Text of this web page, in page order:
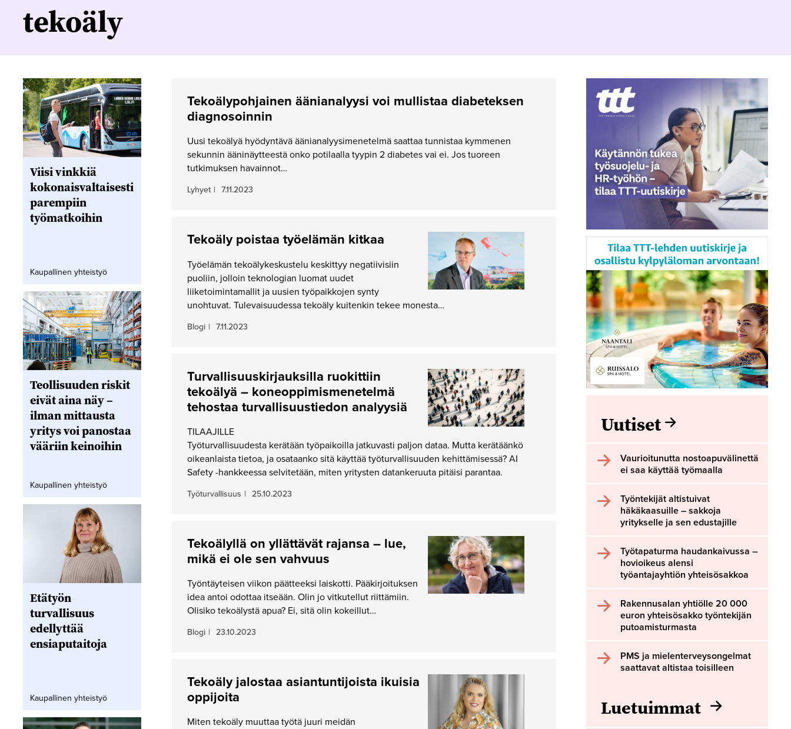
tekoäly
Tekoälypohjainen äänianalyysi voi mullistaa diabeteksen
diagnosoinnin
Uusi tekoälyä hyödyntävä äänianalyysimenetelmä saattaa tunnistaa kymmenen
sekunnin ääninäytteestä onko potilaalla tyypin 2 diabetes vai ei. Jos tuoreen
tutkimuksen havainnot…
Lyhyet | 7.11.2023
Tekoäly poistaa työelämän kitkaa
Työelämän tekoälykeskustelu keskittyy negatiivisiin
puoliin, jolloin teknologian luomat uudet
liiketoimintamallit ja uusien työpaikkojen synty
unohtuvat. Tulevaisuudessa tekoäly kuitenkin tekee monesta…
Blogi | 7.11.2023
Turvallisuus­kirjauksilla ruokittiin
tekoälyä – koneoppimis­menetelmä
tehostaa turvallisuustiedon analyysiä
TILAAJILLE
Työturvallisuudesta kerätään työpaikoilla jatkuvasti paljon dataa. Mutta kerätäänkö
oikeanlaista tietoa, ja osataanko sitä käyttää työturvallisuuden kehittämisessä? AI
Safety -hankkeessa selvitetään, miten yritysten datankeruuta pitäisi parantaa.
Työturvallisuus | 25.10.2023
Tekoälyllä on yllättävät rajansa – lue,
mikä ei ole sen vahvuus
Työntäyteisen viikon päätteeksi laiskotti. Pääkirjoituksen
idea antoi odottaa itseään. Olin jo vitkutellut riittämiin.
Olisiko tekoälystä apua? Ei, sitä olin kokeillut…
Blogi | 23.10.2023
Tekoäly jalostaa asiantuntijoista ikuisia
oppijoita
Miten tekoäly muuttaa työtä juuri meidän
Viisi vinkkiä
kokonaisvaltaisesti
parempiin
työmatkoihin
Kaupallinen yhteistyö
Teollisuuden riskit
eivät aina näy –
ilman mittausta
yritys voi panostaa
vääriin keinoihin
Kaupallinen yhteistyö
Etätyön
turvallisuus
edellyttää
ensiaputaitoja
Kaupallinen yhteistyö
Uutiset
Vaurioitunutta nostoapuvälinettä
ei saa käyttää työmaalla
Työntekijät altistuivat
häkäkaasuille – sakkoja
yritykselle ja sen edustajille
Työtapaturma haudankaivussa –
hovioikeus alensi
työantajayhtiön yhteisösakkoa
Rakennusalan yhtiölle 20 000
euron yhteisösakko työntekijän
putoamisturmasta
PMS ja mielenterveysongelmat
saattavat altistaa toisilleen
Luetuimmat